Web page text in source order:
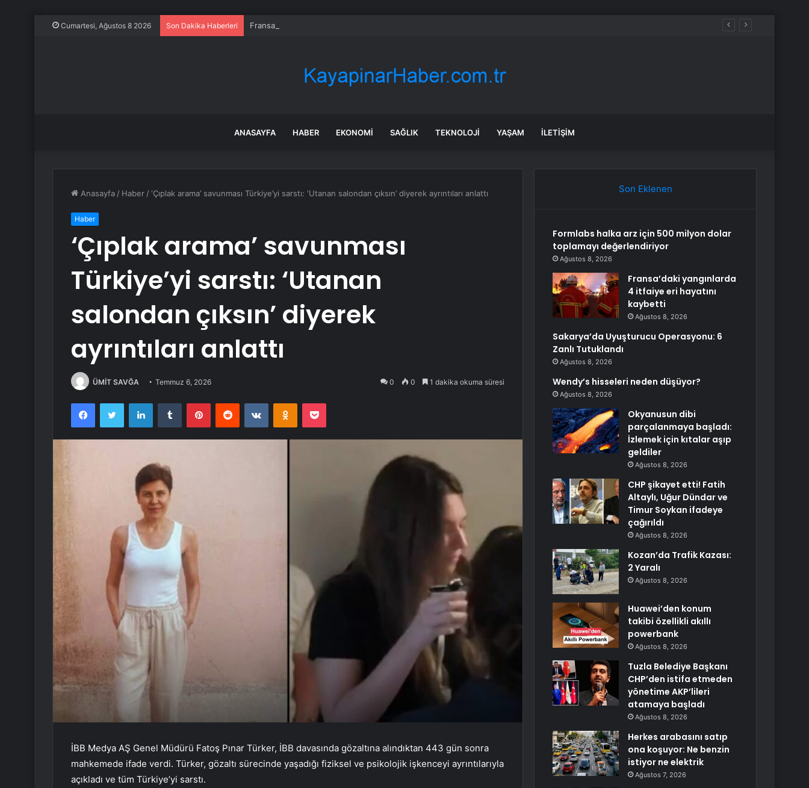
Cumartesi, Ağustos 8 2026 Son Dakika Haberleri Fransa’daki yangınlarda 4 itfaiye eri hayatını kaybetti
ANASAYFA HABER EKONOMI SAĞLIK TEKNOLOJI YAŞAM İLETIŞIM
Anasayfa / Haber /‘Çıplak arama’ savunması Türkiye’yi sarstı: ‘Utanan salondan çıksın’ diyerek ayrıntıları anlattı
Haber
‘Çıplak arama’ savunması
Türkiye’yi sarstı: ‘Utanan
salondan çıksın’ diyerek
ayrıntıları anlattı
ÜMİT SAVĞA Temmuz 6, 2026 0 0 1 dakika okuma süresi
FacebookTwitter LinkedInTumblr PinterestReddit VKontakteOdnoklassniki
Pocket
İBB Medya AŞ Genel Müdürü Fatoş Pınar Türker, İBB davasında gözaltına alındıktan 443 gün sonra
mahkemede ifade verdi. Türker, gözaltı sürecinde yaşadığı fiziksel ve psikolojik işkenceyi ayrıntılarıyla
açıkladı ve tüm Türkiye’yi sarstı.
Son Eklenen
Formlabs halka arz için 500 milyon dolar
toplamayı değerlendiriyor
Ağustos 8, 2026
Fransa’daki yangınlarda
4 itfaiye eri hayatını
kaybetti
Ağustos 8, 2026
Sakarya’da Uyuşturucu Operasyonu: 6
Zanlı Tutuklandı
Ağustos 8, 2026
Wendy’s hisseleri neden düşüyor?
Ağustos 8, 2026
Okyanusun dibi
parçalanmaya başladı:
İzlemek için kıtalar aşıp
geldiler
Ağustos 8, 2026
CHP şikayet etti! Fatih
Altaylı, Uğur Dündar ve
Timur Soykan ifadeye
çağırıldı
Ağustos 8, 2026
Kozan’da Trafik Kazası:
2 Yaralı
Ağustos 8, 2026
Huawei’den konum
takibi özellikli akıllı
powerbank
Ağustos 8, 2026
Tuzla Belediye Başkanı
CHP’den istifa etmeden
yönetime AKP’lileri
atamaya başladı
Ağustos 8, 2026
Herkes arabasını satıp
ona koşuyor: Ne benzin
istiyor ne elektrik
Ağustos 7, 2026